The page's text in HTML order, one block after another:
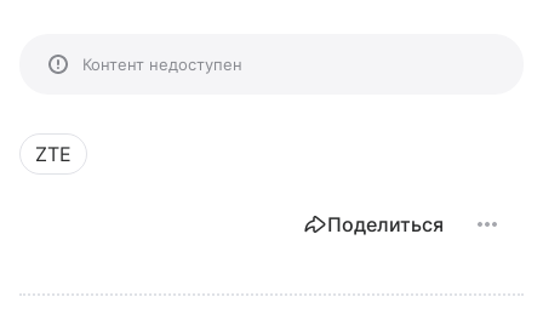
Контент недоступен
ZTE
Поделиться